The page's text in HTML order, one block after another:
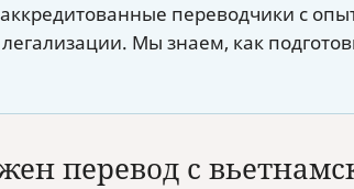
переводчики с
Мы знаем, как
перевод с